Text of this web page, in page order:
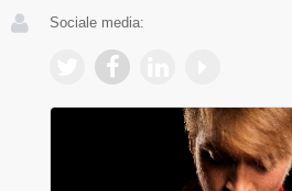
Sociale media: